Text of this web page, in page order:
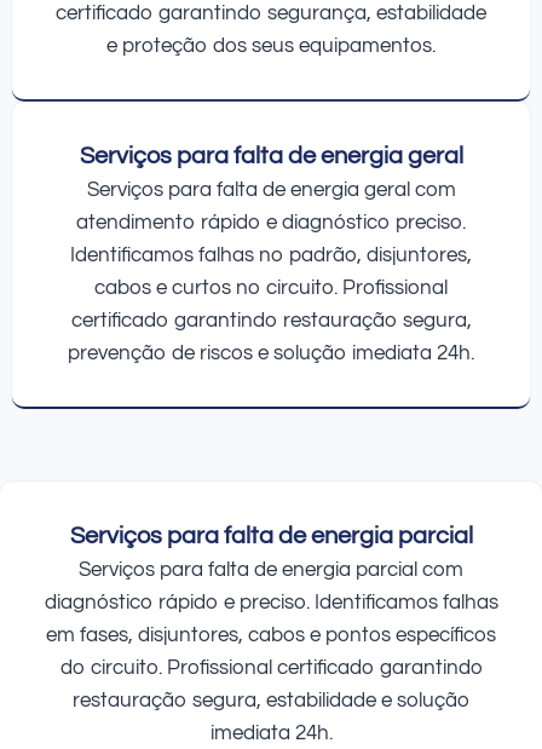
certificado garantindo segurança, estabilidade
e proteção dos seus equipamentos.
Serviços para falta de energia geral
Serviços para falta de energia geral com
atendimento rápido e diagnóstico preciso.
Identificamos falhas no padrão, disjuntores,
cabos e curtos no circuito. Profissional
certificado garantindo restauração segura,
prevenção de riscos e solução imediata 24h.
Serviços para falta de energia parcial
Serviços para falta de energia parcial com
diagnóstico rápido e preciso. Identificamos falhas
em fases, disjuntores, cabos e pontos específicos
do circuito. Profissional certificado garantindo
restauração segura, estabilidade e solução
imediata 24h.